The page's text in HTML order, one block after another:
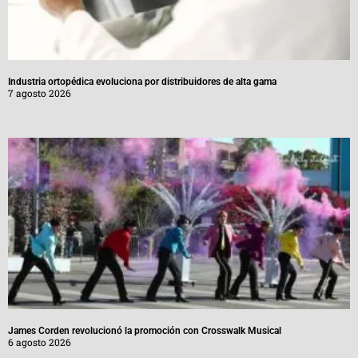
Industria ortopédica evoluciona por distribuidores de alta gama
7 agosto 2026
James Corden revolucionó la promoción con Crosswalk Musical
6 agosto 2026